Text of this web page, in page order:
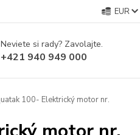
EUR
Neviete si rady? Zavolajte.
+421 940 949 000
100- Elektrický motor nr.